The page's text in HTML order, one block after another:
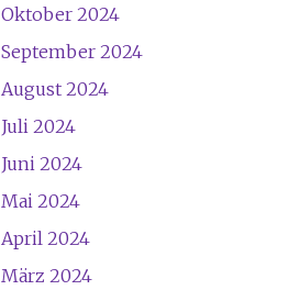
Oktober 2024
September 2024
August 2024
Juli 2024
Juni 2024
Mai 2024
April 2024
März 2024